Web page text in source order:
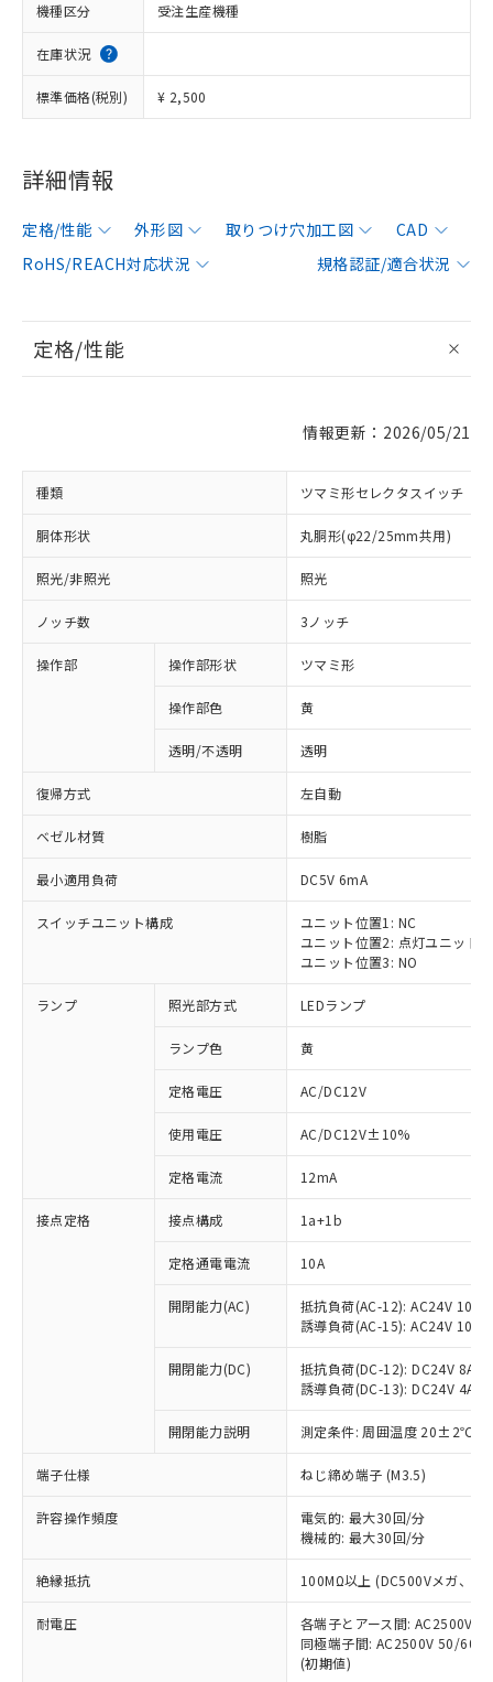
機種区分 受注生産機種
在庫状況
標準価格(税別) ¥ 2,500
詳細情報
定格/性能 外形図 取りつけ穴加工図
CAD
RoHS/REACH対応状況
規格認証/適合状況
定格/性能
情報更新：2026/05/21
種類 ツマミ形セレクタスイッチ
胴体形状 丸胴形(φ22/25mm共用)
照光/非照光 照光
ノッチ数 3ノッチ
操作部 操作部形状 ツマミ形
操作部色 黄
透明/不透明 透明
復帰方式 左自動
ベゼル材質 樹脂
最小適用負荷 DC5V 6mA
スイッチユニット構成
ユニット位置1: NC
ユニット位置2: 点灯ユニット
ユニット位置3: NO
ランプ 照光部方式 LEDランプ
ランプ色 黄
定格電圧 AC/DC12V
使用電圧 AC/DC12V±10%
定格電流 12mA
接点定格 接点構成 1a+1b
定格通電電流 10A
開閉能力(AC)
抵抗負荷(AC-12): AC24V 10A/
誘導負荷(AC-15): AC24V
開閉能力(DC)
抵抗負荷(DC-12): DC24V 8A/
誘導負荷(DC-13): DC24V 4A/
開閉能力説明 測定条件: 周囲温度 20±2℃、
端子仕様 ねじ締め端子 (M3.5)
許容操作頻度
電気的: 最大30回/分
機械的: 最大30回/分
絶縁抵抗 100MΩ以上 (DC500Vメガ、点
耐電圧
各端子とアース間: AC2500V
同極端子間: AC2500V 50/
(初期値)
ご利用条件
ご利用ください。
本サービスは、当社制御機器事業取扱
商品の当社在庫状況および標準価格
(税抜)を提供させていただくもので
当社制御機器事業取扱商品の中には、
本サービスの対象外となる商品もある
ことをご了承ください。
在庫状況および標準価格照会結果は、
対応済み：EU RoHS指令（10物質）の
非含有に対応した製品が提供可能な商品で
対応予定：EU RoHS指令（10物質）の非含
有に対応した製品に切り替える予定のある
対応予定なし：EU RoHS指令（10物質）の
非含有に非対応の商品で、対応品を出す予
定はありません。
調査・確認中：EU RoHS指令（10物質）の
非含有の対応状況を調査中または確認中の
害物質有無と関係のない商品です。
仕入先様の事情により、非含有部品として
いたものが、含有品と判明した場合などや
むを得ず変更することがあります。
※1 中国RoHS○×表
「○」：最大均質材料含有率が中国RoHSの
基準値以下であることを示します。
「×」：最大均質材料含有率が中国RoHSの
基準値を超えていることを示します。
「－」：未確認です。当社販売部門へお問
当社は、これら貴社製品のうち、外国
為替および外国貿易法に定める商品